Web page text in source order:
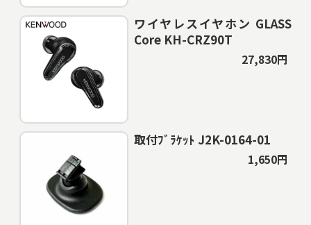
ワイヤレスイヤホン GLASS
Core KH-CRZ90T
27,830円
取付ﾌﾞﾗｹｯﾄ J2K-0164-01
1,650円